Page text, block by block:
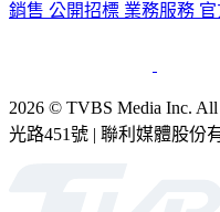
銷售 公開招標 業務服務
2026 © TVBS Media Inc.
光路451號 | 聯利媒體股份